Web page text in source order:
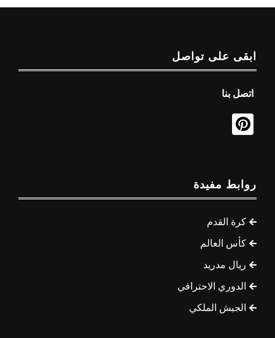
ابقى على تواصل
اتصل بنا
روابط مفيدة
كرة القدم
كأس العالم
ريال مدريد
الدوري الاحترافي
الجيش الملكي